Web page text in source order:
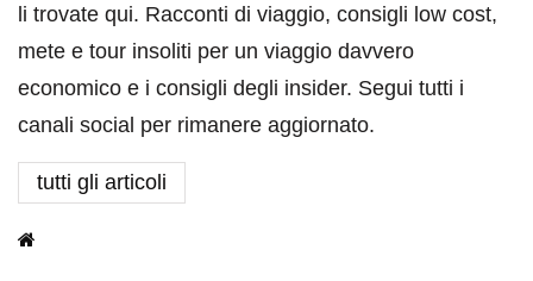
li trovate qui. Racconti di viaggio, consigli low cost,
mete e tour insoliti per un viaggio davvero
economico e i consigli degli insider. Segui tutti i
canali social per rimanere aggiornato.
tutti gli articoli